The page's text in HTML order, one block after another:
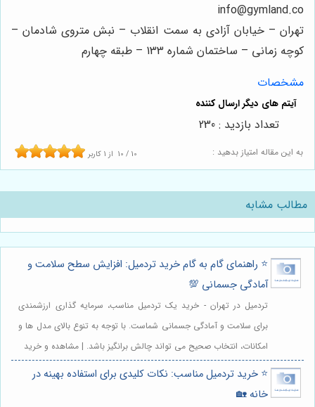
info@gymland.co
تهران – خیابان آزادی به سمت انقلاب – نبش متروی شادمان –
کوچه زمانی – ساختمان شماره 133 – طبقه چهارم
مشخصات
به این مقاله امتیاز بدهید : 10 / 10 از 1 کاربر
تعداد بازدید : 230
مطالب مشابه
⭐️ راهنمای گام به گام خرید تردمیل: افزایش سطح سلامت و
آمادگی جسمانی 💯
تردمیل در تهران - خرید یک تردمیل مناسب، سرمایه گذاری ارزشمندی
برای سلامت و آمادگی جسمانی شماست. با توجه به تنوع بالای مدل ها و
امکانات، انتخاب صحیح می تواند چالش برانگیز باشد. | مشاهده و خرید
⭐️ خرید تردمیل مناسب: نکات کلیدی برای استفاده بهینه در
خانه 🏡